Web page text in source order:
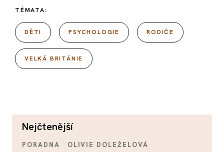
TÉMATA:
DĚTI PSYCHOLOGIE RODIČE
VELKÁ BRITÁNIE
nejčtenější
PORADNA OLIVIE DOLEŽELOVÁ